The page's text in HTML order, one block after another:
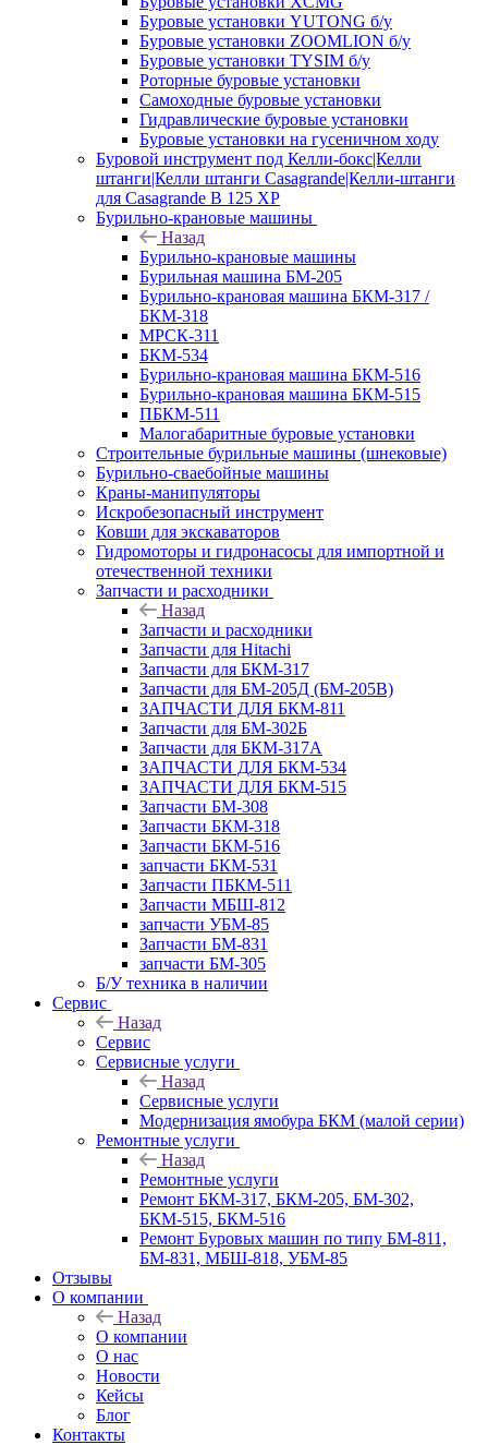
Буровые установки YUTONG б/у
Буровые установки ZOOMLION б/у
Буровые установки TYSIM б/у
Роторные буровые установки
Самоходные буровые установки
Гидравлические буровые установки
Буровые установки на гусеничном ходу
Буровой инструмент под Келли-бокс|Келли
штанги|Келли штанги Casagrande|Келли-штанги
для Casagrande B 125 XP
Бурильно-крановые машины
Назад
Бурильно-крановые машины
Бурильная машина БМ-205
Бурильно-крановая машина БКМ-317 /
БКМ-318
МРСК-311
БКМ-534
Бурильно-крановая машина БКМ-516
Бурильно-крановая машина БКМ-515
ПБКМ-511
Малогабаритные буровые установки
Строительные бурильные машины (шнековые)
Бурильно-сваебойные машины
Краны-манипуляторы
Искробезопасный инструмент
Ковши для экскаваторов
Гидромоторы и гидронасосы для импортной и
отечественной техники
Запчасти и расходники
Назад
Запчасти и расходники
Запчасти для Hitachi
Запчасти для БКМ-317
Запчасти для БМ-205Д (БМ-205В)
ЗАПЧАСТИ ДЛЯ БКМ-811
Запчасти для БМ-302Б
Запчасти для БКМ-317А
ЗАПЧАСТИ ДЛЯ БКМ-534
ЗАПЧАСТИ ДЛЯ БКМ-515
Запчасти БМ-308
Запчасти БКМ-318
Запчасти БКМ-516
запчасти БКМ-531
Запчасти ПБКМ-511
Запчасти МБШ-812
запчасти УБМ-85
Запчасти БМ-831
запчасти БМ-305
Б/У техника в наличии
Сервис
Назад
Сервис
Сервисные услуги
Назад
Сервисные услуги
Модернизация ямобура БКМ (малой серии)
Ремонтные услуги
Назад
Ремонтные услуги
Ремонт БКМ-317, БКМ-205, БМ-302,
БКМ-515, БКМ-516
Ремонт Буровых машин по типу БМ-811,
БМ-831, МБШ-818, УБМ-85
Отзывы
О компании
Назад
О компании
О нас
Новости
Кейсы
Блог
Контакты